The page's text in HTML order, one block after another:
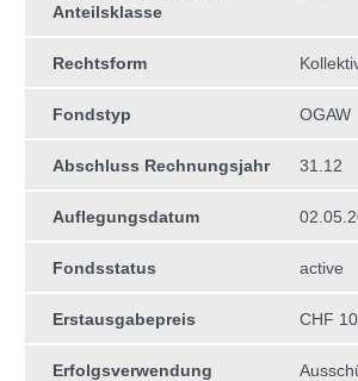
Anteilsklasse
Rechtsform
Fondstyp OGAW
Abschluss Rechnungsjahr 31.12
Auflegungsdatum
Fondsstatus active
Erstausgabepreis CHF
Erfolgsverwendung